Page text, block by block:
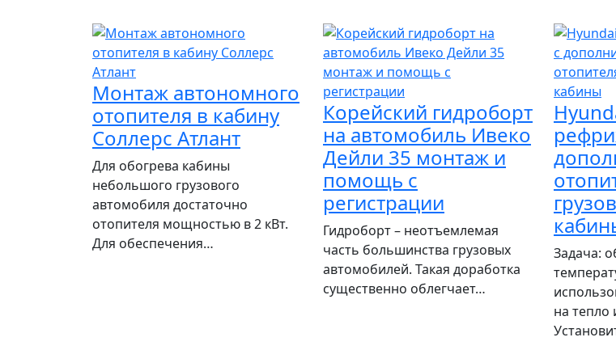
Монтаж автономного
отопителя в кабину
Соллерс Атлант
Для обогрева кабины
небольшого грузового
автомобиля достаточно
отопителя мощностью в 2 кВт.
Для обеспечения…
Корейский гидроборт
на автомобиль Ивеко
Дейли 35 монтаж и
помощь с
регистрации
Гидроборт – неотъемлемая
часть большинства грузовых
автомобилей. Такая доработка
существенно облегчает…
Задача:
на тепло